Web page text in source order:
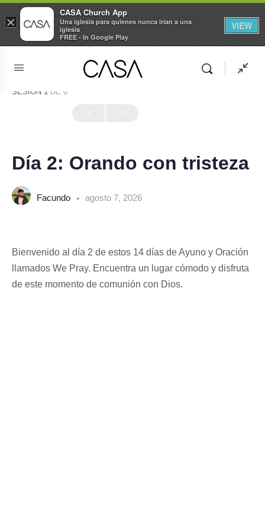
SESIÓN 1 DE 0
Día 2: Orando con tristeza
Facundo agosto 7, 2026
Bienvenido al día 2 de estos 14 días de Ayuno y Oración
llamados We Pray. Encuentra un lugar cómodo y disfruta
de este momento de comunión con Dios.
×
CASA Church App
Una iglesia para quienes nunca irían a una
iglesia
FREE - In Google Play
VIEW